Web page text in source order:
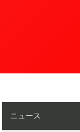
ニュース